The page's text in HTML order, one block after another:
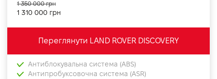
1 310 000 грн
1 350 000 грн
Переглянути LAND ROVER DISCOVERY
Антиблокувальна система (ABS)
Антипробуксовочна система (ASR)